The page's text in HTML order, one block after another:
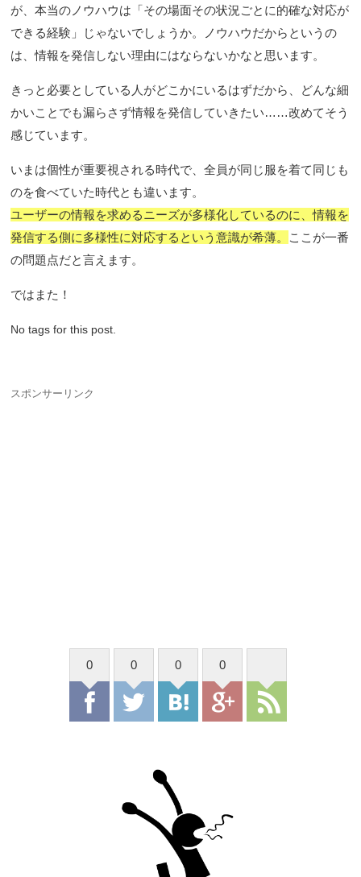
が、本当のノウハウは「その場面その状況ごとに的確な対応が
できる経験」じゃないでしょうか。ノウハウだからというの
は、情報を発信しない理由にはならないかなと思います。
きっと必要としている人がどこかにいるはずだから、どんな細
かいことでも漏らさず情報を発信していきたい……改めてそう
感じています。
いまは個性が重要視される時代で、全員が同じ服を着て同じも
のを食べていた時代とも違います。
ユーザーの情報を求めるニーズが多様化しているのに、情報を
発信する側に多様性に対応するという意識が希薄。 ここが一番
の問題点だと言えます。
ではまた！
No tags for this post.
スポンサーリンク
0 0 0 0